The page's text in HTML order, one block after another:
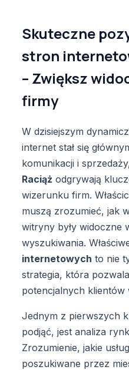
Skuteczne
stron
– Zwiększ
firmy
W dzisiejszym
internet stał się
komunikacji i
Raciąż odgrywają
wizerunku firm.
muszą zrozumieć, jak
witryny były widoczne
wyszukiwania.
internetowych to nie
strategia, która
potencjalnych klientów
Jednym z pierwszych
podjąć, jest analiza
Zrozumienie, jakie
poszukiwane przez